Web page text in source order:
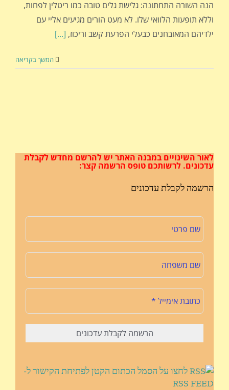
הנה השורה התחתונה: גלישת גלים טובה כמו ריטלין לפחות,
וללא תופעות הלוואי שלו. לא מעט הורים מגיעים אליי עם
ילדיהם המאובחנים כבעלי הפרעת קשב וריכוז, [...]
המשך בקריאה
לאור השינויים במבנה האתריש להרשם מחדש לקבלת
עדכונים. לרשותכם טופס הרשמה קצר:
הרשמה לקבלת עדכונים
לחצו על הסמל הכתום הקטן לפתיחת הקישור ל-
RSS FEED